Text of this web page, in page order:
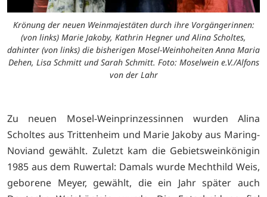
Krönung der neuen Weinmajestäten durch ihre Vorgängerinnen:
(von links) Marie Jakoby, Kathrin Hegner und Alina Scholtes,
dahinter (von links) die bisherigen Mosel-Weinhoheiten Anna Maria
Dehen, Lisa Schmitt und Sarah Schmitt. Foto: Moselwein e.V./Alfons
von der Lahr
Zu neuen Mosel-Weinprinzessinnen wurden Alina
Scholtes aus Trittenheim und Marie Jakoby aus Maring-
Noviand gewählt. Zuletzt kam die Gebietsweinkönigin
1985 aus dem Ruwertal: Damals wurde Mechthild Weis,
geborene Meyer, gewählt, die ein Jahr später auch